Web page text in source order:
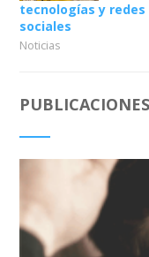
tecnologías y redes
sociales
Noticias